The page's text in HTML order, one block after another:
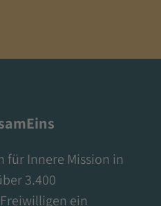
für Innere Mission in
3.400
ein